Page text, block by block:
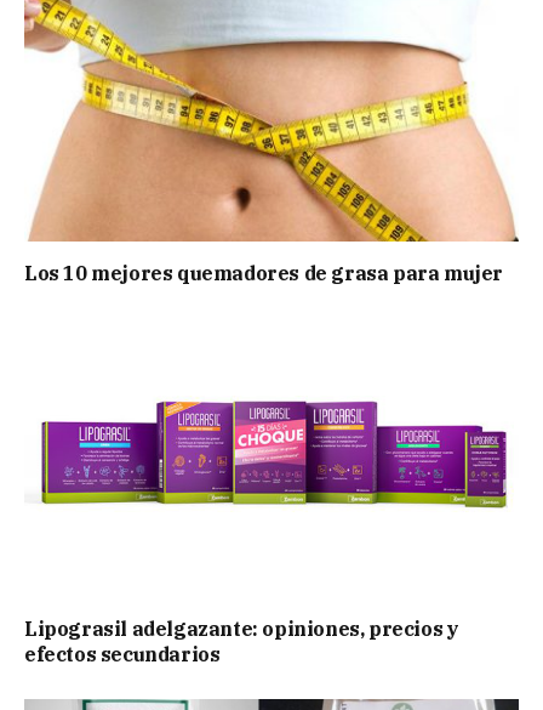
Los 10 mejores quemadores de grasa para mujer
Lipograsil adelgazante: opiniones, precios y
efectos secundarios